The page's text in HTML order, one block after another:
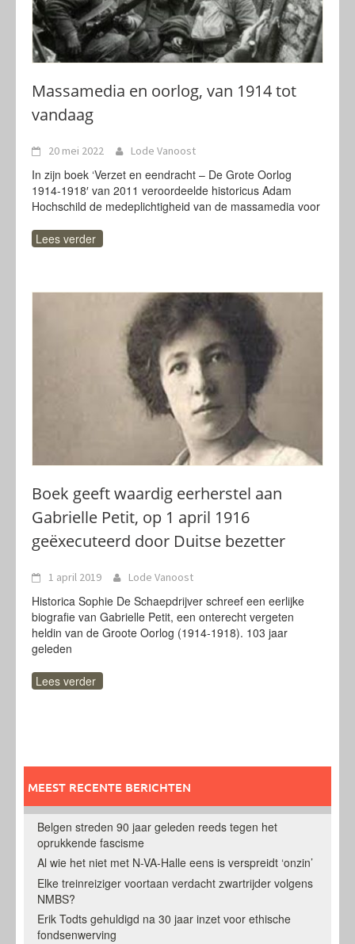
Massamedia en oorlog, van 1914 tot
vandaag
20 mei 2022 Lode Vanoost
In zijn boek ‘Verzet en eendracht – De Grote Oorlog
1914-1918′ van 2011 veroordeelde historicus Adam
Hochschild de medeplichtigheid van de massamedia voor
Lees verder
Boek geeft waardig eerherstel aan
Gabrielle Petit, op 1 april 1916
geëxecuteerd door Duitse bezetter
1 april 2019 Lode Vanoost
Historica Sophie De Schaepdrijver schreef een eerlijke
biografie van Gabrielle Petit, een onterecht vergeten
heldin van de Groote Oorlog (1914-1918). 103 jaar
geleden
Lees verder
MEEST RECENTE BERICHTEN
Belgen streden 90 jaar geleden reeds tegen het
oprukkende fascisme
Al wie het niet met N-VA-Halle eens is verspreidt ‘onzin’
Elke treinreiziger voortaan verdacht zwartrijder volgens
NMBS?
Erik Todts gehuldigd na 30 jaar inzet voor ethische
fondsenwerving